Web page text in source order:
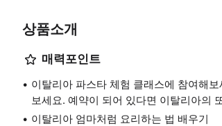
상품소개
매력포인트
이탈리아 파스타 체험 클래스에 참여해
보세요. 예약이 되어 있다면 이탈리아의
이탈리아 엄마처럼 요리하는 법 배우기